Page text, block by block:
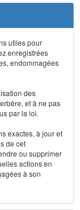
utiles pour
enregistrées
endommagées
des
et à ne pas
par la loi.
exactes, à jour et
de cet
ou supprimer
actions en
à son